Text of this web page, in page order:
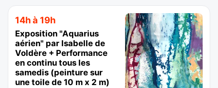
14h à 19h
Exposition "Aquarius
aérien" par Isabelle de
Voldère + Performance
en continu tous les
samedis (peinture sur
une toile de 10 m x 2 m)